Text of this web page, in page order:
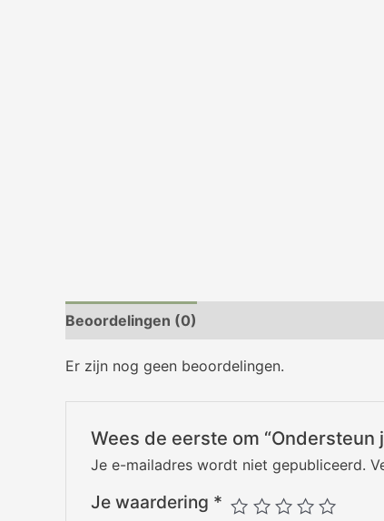
Beoordelingen (0)
Er zijn nog geen beoordelingen.
Wees de eerste om
Je e-mailadres wordt niet gepubliceerd.
Je waardering *